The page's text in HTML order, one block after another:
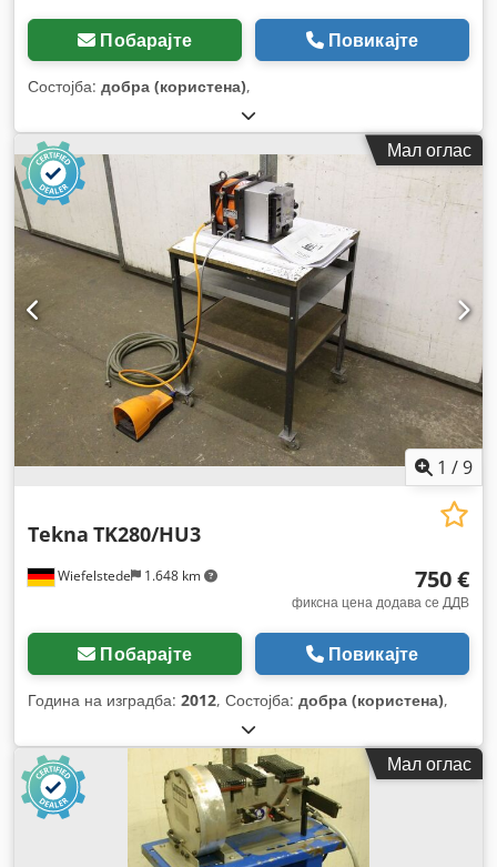
Побарајте Повикајте
Состојба: добра (користена),
Мал оглас
1 /9
Wiefelstede 1.648 km
Tekna TK280/HU3
750 €
фиксна цена додава се ДДВ
Побарајте Повикајте
Година на изградба: 2012, Состојба: добра (користена),
Мал оглас